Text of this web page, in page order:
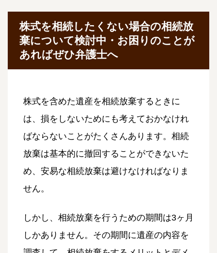
株式を相続したくない場合の相続放
棄について検討中・お困りのことが
あればぜひ弁護士へ
株式を含めた遺産を相続放棄するときに
は、損をしないためにも考えておかなけれ
ばならないことがたくさんあります。相続
放棄は基本的に撤回することができないた
め、安易な相続放棄は避けなければなりま
せん。
しかし、相続放棄を行うための期間は3ヶ月
しかありません。その期間に遺産の内容を